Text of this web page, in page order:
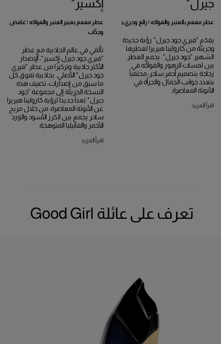
جيرل"
عطر مفعم بالعنبر والفواكه | رائع وجريء
يقدّم "فيري جود جيرل" رؤية جديدة
وجريئة من كارولينا هيريرا لعطرها
الشهير "جود جيرل". يجمع العطر
بين لمسات الزهور والفواكه في
زجاجة بتصميم أحمر ساحر، محتفياً
بتعدد جوانب الجمال والجرأة في
الأنوثة المعاصرة.
اقرأ المزيد
إكسير"
عطر مفعم بعبير العنبر والفواكه | غامض
وجذّاب
تألقي في عالم الجاذبية مع عطر
"فيري جود جيرل إكسير"، الإصدار
الأكثر جاذبية وتركيزًا من عطر "فيري
جود جيرل" الأصلي. بجاذبية تفوق كل
ما سبق من إصدارات، تضيف هذه
النسخة الجريئة إلى مجموعة "جود
جيرل" بُعداً جديداً لرؤية كارولينا هيريرا
عن الأنوثة المعاصرة، من خلال مزيج
ساحر يجمع بين الكرز الأسود والورد
الأحمر والفانيليا المتوهجة.
اقرأ المزيد
تعرف على عائلة Good Girl